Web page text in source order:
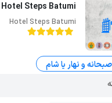
Hotel Steps Batumi
Hotel Steps Batumi
صبحانه و نهار یا شام